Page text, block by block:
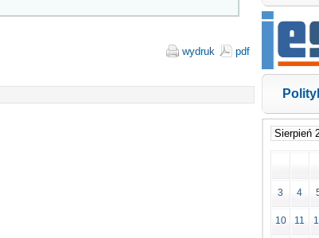
wydruk pdf
3 4
10 11